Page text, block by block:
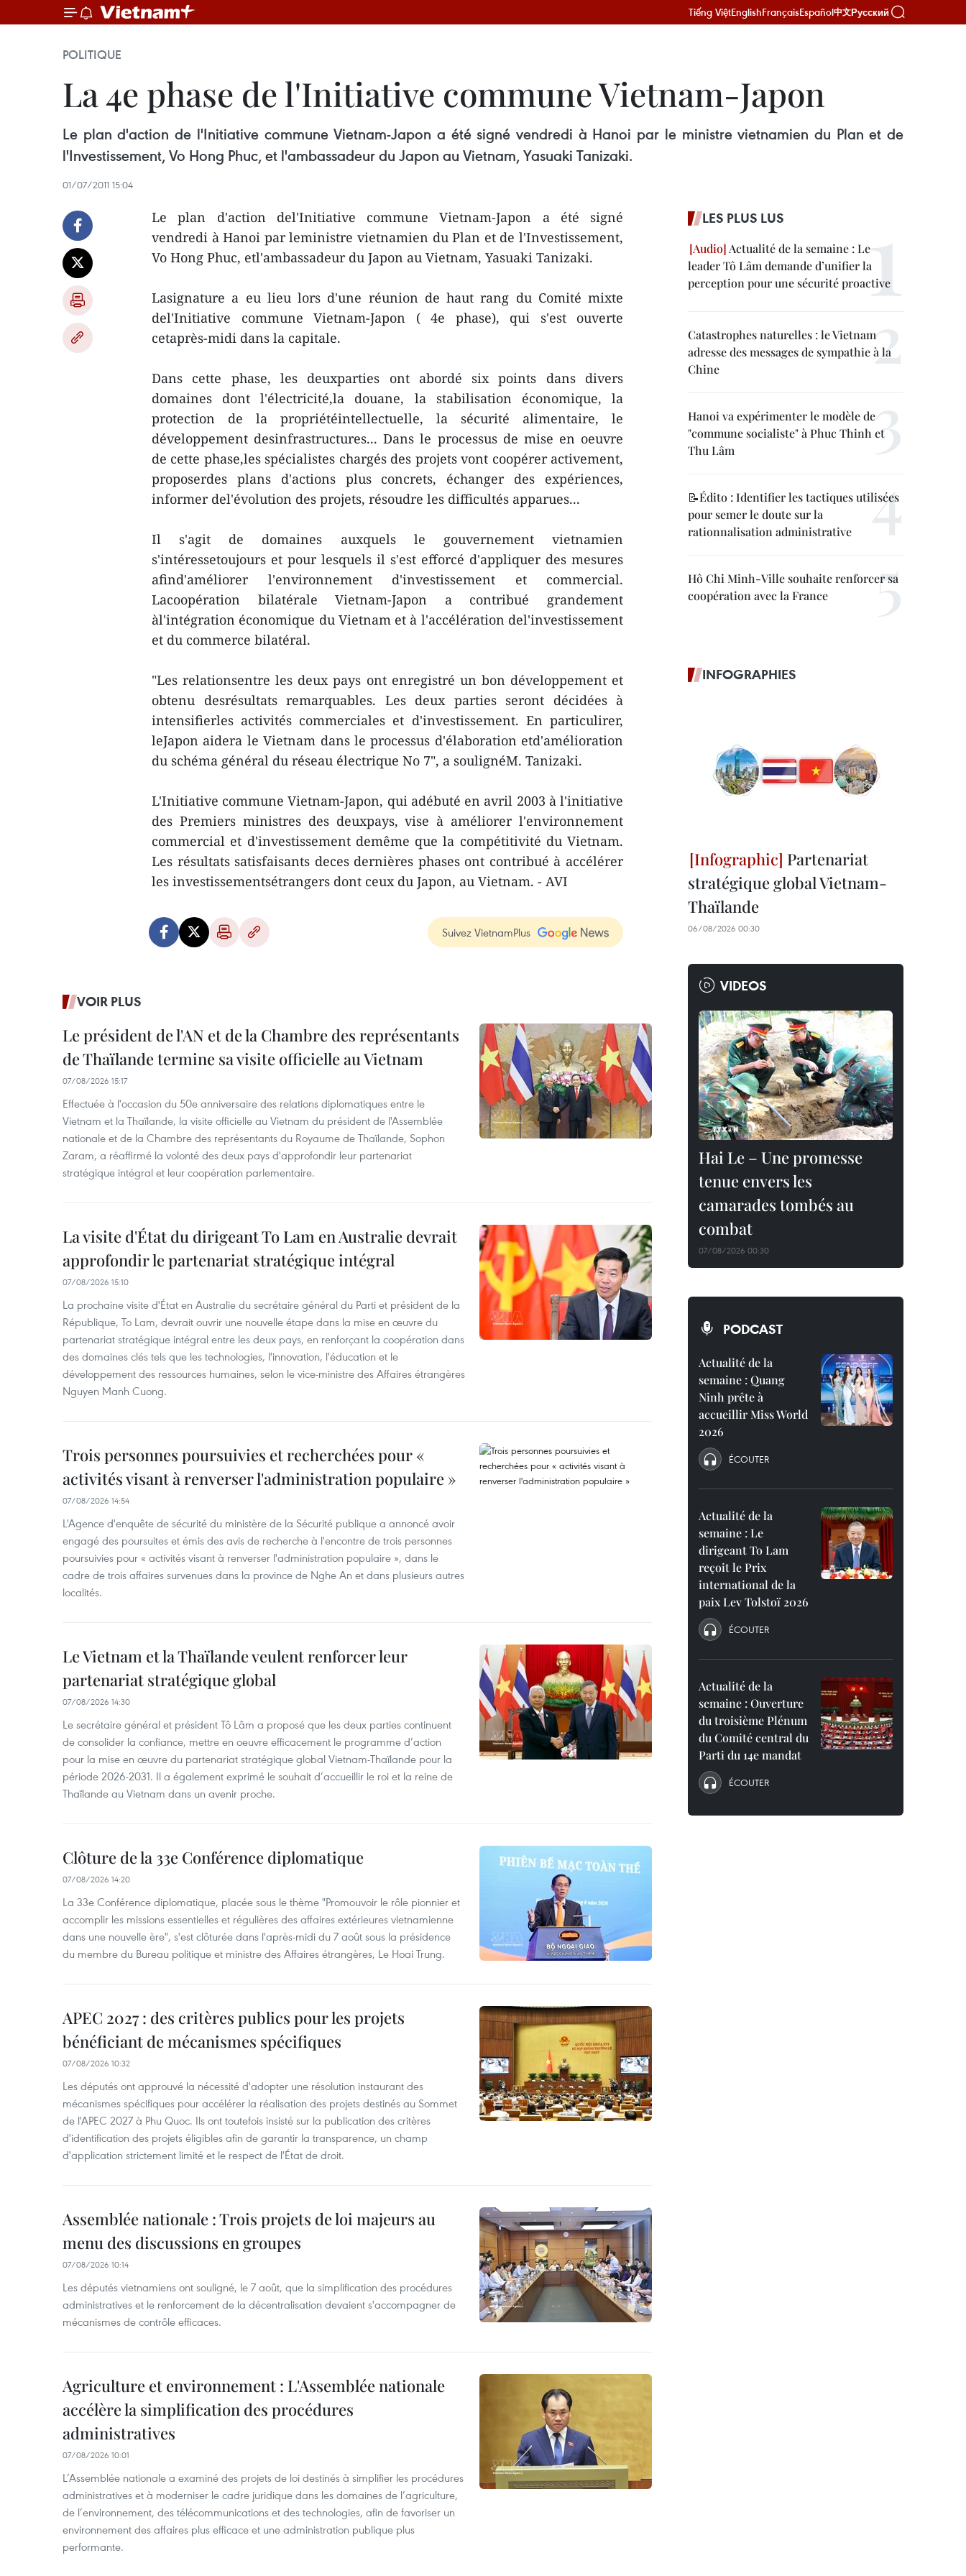
Tiếng ViệtEnglishFrançaisEspañol中文Русский
POLITIQUE
La 4e phase de l'Initiative commune Vietnam-Japon
Le plan d'action de l'Initiative commune Vietnam-Japon a été signé vendredi à Hanoi par le ministre vietnamien du Plan et de
l'Investissement, Vo Hong Phuc, et l'ambassadeur du Japon au Vietnam, Yasuaki Tanizaki.
01/07/2011 15:04
Le plan d'action del'Initiative commune Vietnam-Japon a été signé
vendredi à Hanoi par leministre vietnamien du Plan et de l'Investissement,
Vo Hong Phuc, etl'ambassadeur du Japon au Vietnam, Yasuaki Tanizaki.
Lasignature a eu lieu lors d'une réunion de haut rang du Comité mixte
del'Initiative commune Vietnam-Japon ( 4e phase), qui s'est ouverte
cetaprès-midi dans la capitale.
Dans cette phase, les deuxparties ont abordé six points dans divers
domaines dont l'électricité,la douane, la stabilisation économique, la
protection de la propriétéintellectuelle, la sécurité alimentaire, le
développement desinfrastructures... Dans le processus de mise en oeuvre
de cette phase,les spécialistes chargés des projets vont coopérer activement,
proposerdes plans d'actions plus concrets, échanger des expériences,
informer del'évolution des projets, résoudre les difficultés apparues...
Il s'agit de domaines auxquels le gouvernement vietnamien
s'intéressetoujours et pour lesquels il s'est efforcé d'appliquer des mesures
afind'améliorer l'environnement d'investissement et commercial.
Lacoopération bilatérale Vietnam-Japon a contribué grandement
àl'intégration économique du Vietnam et à l'accélération del'investissement
et du commerce bilatéral.
"Les relationsentre les deux pays ont enregistré un bon développement et
obtenu desrésultats remarquables. Les deux parties seront décidées à
intensifierles activités commerciales et d'investissement. En particulirer,
leJapon aidera le Vietnam dans le processus d'élaboration etd'amélioration
du schéma général du réseau électrique No 7", a soulignéM. Tanizaki.
L'Initiative commune Vietnam-Japon, qui adébuté en avril 2003 à l'initiative
des Premiers ministres des deuxpays, vise à améliorer l'environnement
commercial et d'investissement demême que la compétitivité du Vietnam.
Les résultats satisfaisants deces dernières phases ont contribué à accélérer
les investissementsétrangers dont ceux du Japon, au Vietnam. - AVI
Suivez VietnamPlus
VOIR PLUS
Le président de l'AN et de la Chambre des représentants
de Thaïlande termine sa visite officielle au Vietnam
07/08/2026 15:17
Effectuée à l'occasion du 50e anniversaire des relations diplomatiques entre le
Vietnam et la Thaïlande, la visite officielle au Vietnam du président de l'Assemblée
nationale et de la Chambre des représentants du Royaume de Thaïlande, Sophon
Zaram, a réaffirmé la volonté des deux pays d'approfondir leur partenariat
stratégique intégral et leur coopération parlementaire.
La visite d'État du dirigeant To Lam en Australie devrait
approfondir le partenariat stratégique intégral
07/08/2026 15:10
La prochaine visite d'État en Australie du secrétaire général du Parti et président de la
République, To Lam, devrait ouvrir une nouvelle étape dans la mise en œuvre du
partenariat stratégique intégral entre les deux pays, en renforçant la coopération dans
des domaines clés tels que les technologies, l'innovation, l'éducation et le
développement des ressources humaines, selon le vice-ministre des Affaires étrangères
Nguyen Manh Cuong.
Trois personnes poursuivies et recherchées pour «
activités visant à renverser l'administration populaire »
07/08/2026 14:54
L'Agence d'enquête de sécurité du ministère de la Sécurité publique a annoncé avoir
engagé des poursuites et émis des avis de recherche à l'encontre de trois personnes
poursuivies pour « activités visant à renverser l'administration populaire », dans le
cadre de trois affaires survenues dans la province de Nghe An et dans plusieurs autres
localités.
Le Vietnam et la Thaïlande veulent renforcer leur
partenariat stratégique global
07/08/2026 14:30
Le secrétaire général et président Tô Lâm a proposé que les deux parties continuent
de consolider la confiance, mettre en oeuvre efficacement le programme d’action
pour la mise en œuvre du partenariat stratégique global Vietnam-Thaïlande pour la
période 2026-2031. Il a également exprimé le souhait d’accueillir le roi et la reine de
Thaïlande au Vietnam dans un avenir proche.
Clôture de la 33e Conférence diplomatique
07/08/2026 14:20
La 33e Conférence diplomatique, placée sous le thème "Promouvoir le rôle pionnier et
accomplir les missions essentielles et régulières des affaires extérieures vietnamienne
dans une nouvelle ère", s'est clôturée dans l'après-midi du 7 août sous la présidence
du membre du Bureau politique et ministre des Affaires étrangères, Le Hoai Trung.
APEC 2027 : des critères publics pour les projets
bénéficiant de mécanismes spécifiques
07/08/2026 10:32
Les députés ont approuvé la nécessité d'adopter une résolution instaurant des
mécanismes spécifiques pour accélérer la réalisation des projets destinés au Sommet
de l'APEC 2027 à Phu Quoc. Ils ont toutefois insisté sur la publication des critères
d'identification des projets éligibles afin de garantir la transparence, un champ
d'application strictement limité et le respect de l'État de droit.
Assemblée nationale : Trois projets de loi majeurs au
menu des discussions en groupes
07/08/2026 10:14
Les députés vietnamiens ont souligné, le 7 août, que la simplification des procédures
administratives et le renforcement de la décentralisation devaient s'accompagner de
mécanismes de contrôle efficaces.
Agriculture et environnement : L'Assemblée nationale
accélère la simplification des procédures
administratives
07/08/2026 10:01
L’Assemblée nationale a examiné des projets de loi destinés à simplifier les procédures
administratives et à moderniser le cadre juridique dans les domaines de l’agriculture,
de l’environnement, des télécommunications et des technologies, afin de favoriser un
environnement des affaires plus efficace et une administration publique plus
performante.
LES PLUS LUS
Actualité de la semaine : Le
leader Tô Lâm demande d’unifier la
perception pour une sécurité proactive
Catastrophes naturelles : le Vietnam
adresse des messages de sympathie à la
Chine
Hanoi va expérimenter le modèle de
"commune socialiste" à Phuc Thinh et
Thu Lâm
📝Édito : Identifier les tactiques utilisées
pour semer le doute sur la
rationnalisation administrative
Hô Chi Minh-Ville souhaite renforcer sa
coopération avec la France
INFOGRAPHIES
Partenariat
stratégique global Vietnam-
Thaïlande
06/08/2026 00:30
VIDEOS
Hai Le – Une promesse
tenue envers les
camarades tombés au
combat
07/08/2026 00:30
PODCAST
Actualité de la
semaine : Quang
Ninh prête à
accueillir Miss World
2026
ÉCOUTER
Actualité de la
semaine : Le
dirigeant To Lam
reçoit le Prix
international de la
paix Lev Tolstoï 2026
ÉCOUTER
Actualité de la
semaine : Ouverture
du troisième Plénum
du Comité central du
Parti du 14e mandat
ÉCOUTER